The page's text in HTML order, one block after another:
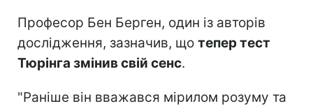
Професор Бен Берген, один із авторів
дослідження, зазначив, що тепер тест
Тюрінга змінив свій сенс.
"Раніше він вважався мірилом розуму та